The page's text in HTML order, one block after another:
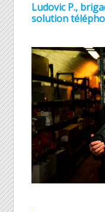
Ludovic P.,
solution